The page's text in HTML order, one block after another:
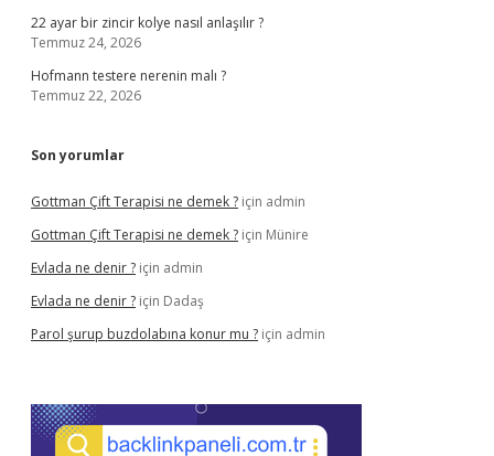
22 ayar bir zincir kolye nasıl anlaşılır ?
Temmuz 24, 2026
Hofmann testere nerenin malı ?
Temmuz 22, 2026
Son yorumlar
Gottman Çift Terapisi ne demek ? için admin
Gottman Çift Terapisi ne demek ? için Münire
Evlada ne denir ? için admin
Evlada ne denir ? için Dadaş
Parol şurup buzdolabına konur mu ? için admin